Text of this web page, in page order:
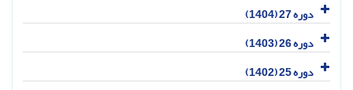
دوره 27 (1404)
دوره 26 (1403)
دوره 25 (1402)